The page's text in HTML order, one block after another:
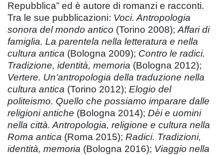
Repubblica” ed è autore di romanzi e racconti.
Tra le sue pubblicazioni: Voci. Antropologia
sonora del mondo antico (Torino 2008);Affari di
famiglia. La parentela nella letteratura e nella
cultura antica (Bologna 2009); Contro le radici.
Tradizione, identità, memoria (Bologna 2012);
Vertere. Un’antropologia della traduzione nella
cultura antica (Torino 2012); Elogio del
politeismo. Quello che possiamo imparare dalle
religioni antiche (Bologna 2014); Dèi e uomini
nella città. Antropologia, religione e cultura nella
Roma antica (Roma 2015); Radici. Tradizioni,
identità, memoria (Bologna 2016); Viaggio nella